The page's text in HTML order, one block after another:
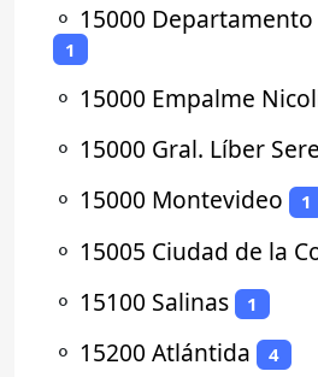
⚬ 15000
1
⚬ 15000 Empalme
⚬ 15000 Gral. Líber
⚬ 15000 Montevideo 1
⚬ 15005 Ciudad de la
⚬ 15100 Salinas 1
⚬ 15200 Atlántida 4